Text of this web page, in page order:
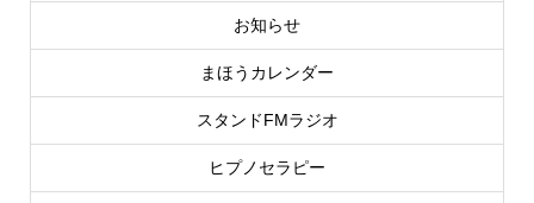
お知らせ
まほうカレンダー
スタンドFMラジオ
ヒプノセラピー